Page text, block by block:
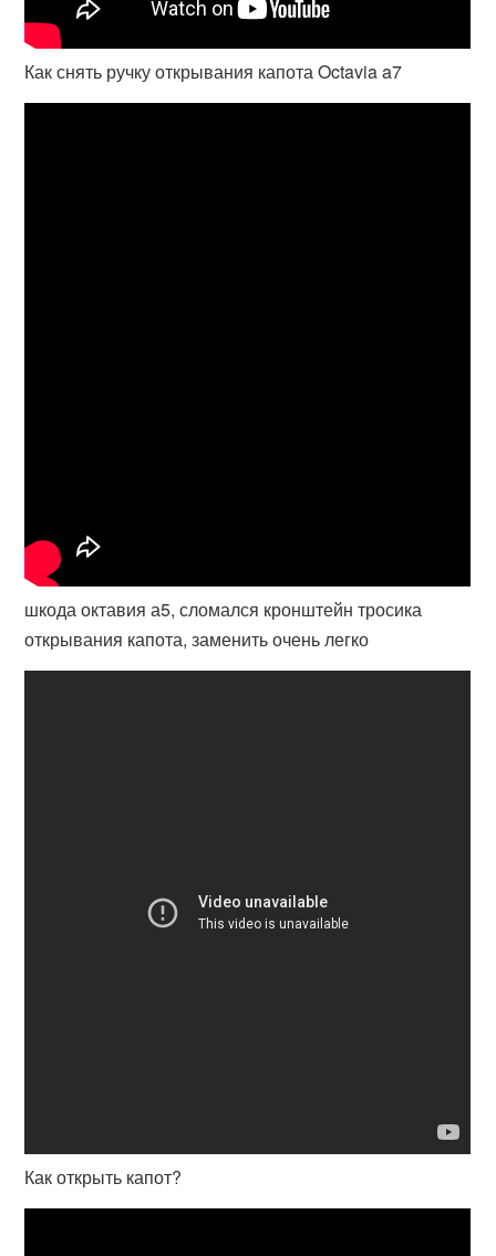
Как снять ручку открывания капота Octavia a7
шкода октавия а5, сломался кронштейн тросика
открывания капота, заменить очень легко
Как открыть капот?